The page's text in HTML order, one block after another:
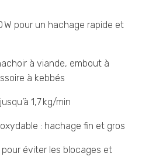
W pour un hachage rapide et
à viande, embout à
à kebbés
1,7 kg/min
: hachage fin et gros
pour éviter les blocages et